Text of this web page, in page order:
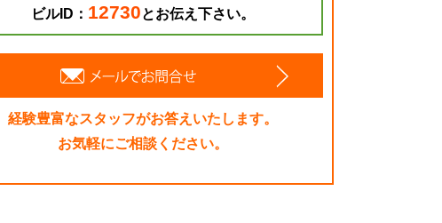
ビルID： 12730とお伝え下さい。
経験豊富なスタッフがお答えいたします。
お気軽にご相談ください。